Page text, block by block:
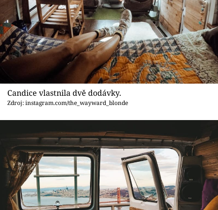
Candice vlastnila dvě dodávky.
Zdroj: instagram.com/the_wayward_blonde